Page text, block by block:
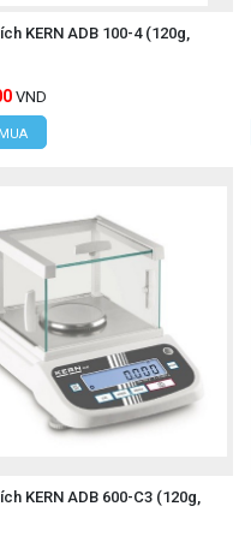
KERN ADB 100-4 (120g,
VND
KERN ADB 600-C3 (120g,